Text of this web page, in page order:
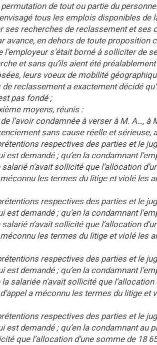
de tout ou partie du
tous les emplois disponibles de
ses recherches de reclassement et
avance, en dehors de toute proposition
s’était borné à solliciter de
et sans qu’ils aient été
leurs voeux de mobilité
reclassement a exactement décidé
pas fondé ;
moyens, réunis :
l’avoir condamnée à verser à M. A…, à
sans cause réelle et sérieuse,
respectives des parties et le
demandé ; qu’en la condamnant
n’avait sollicité que l’allocation
les termes du litige et violé les
respectives des parties et le
demandé ; qu’en la condamnant
n’avait sollicité que l’allocation
les termes du litige et violé les
respectives des parties et le
demandé ; qu’en la condamnant
salariée n’avait sollicité que l’allocation
a méconnu les termes du litige et
respectives des parties et le
demandé ; qu’en la condamnant au
que l’allocation d’une somme de 18